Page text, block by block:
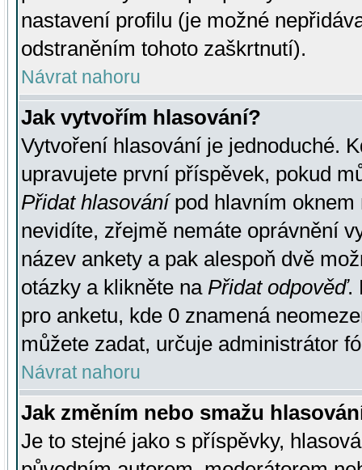
nastavení profilu (je možné
odstraněním tohoto zaškrtnutí).
Návrat nahoru
Jak vytvořím hlasování?
Vytvoření hlasování je jednoduché.
upravujete první příspěvek, pokud
Přidat hlasovánípod hlavním oknem
nevidíte, zřejmě nemáte oprávnění
název ankety a pak alespoň dvě
otázky a klikněte na Přidat odpověď.
pro anketu, kde 0 znamená
můžete zadat, určuje administrátor
Návrat nahoru
Jak změním nebo smažu
Je to stejné jako s příspěvky,